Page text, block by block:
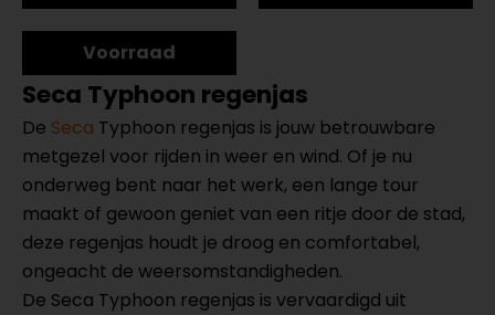
Voorraad
Seca Typhoon regenjas
De Seca Typhoon regenjas is jouw betrouwbare
metgezel voor rijden in weer en wind. Of je nu
onderweg bent naar het werk, een lange tour
maakt of gewoon geniet van een ritje door de stad,
deze regenjas houdt je droog en comfortabel,
ongeacht de weersomstandigheden.
De Seca Typhoon regenjas is vervaardigd uit